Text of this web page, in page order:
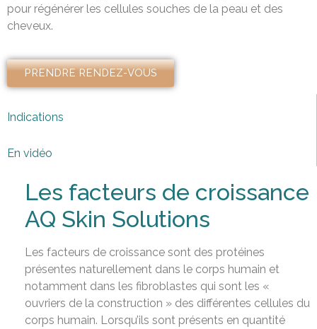
pour régénérer les cellules souches de la peau et des
cheveux.
PRENDRE RENDEZ-VOUS
Indications
En vidéo
Les facteurs de croissance
AQ Skin Solutions
Les facteurs de croissance sont des protéines
présentes naturellement dans le corps humain et
notamment dans les fibroblastes qui sont les «
ouvriers de la construction » des différentes cellules du
corps humain. Lorsqu’ils sont présents en quantité